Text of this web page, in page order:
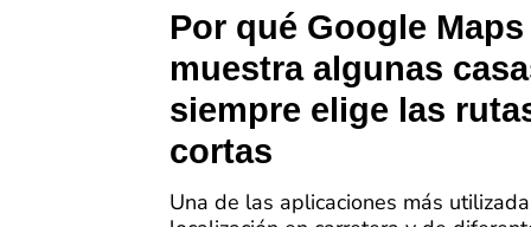
Por qué Google
muestra algunas
siempre elige las
cortas
Una de las aplicaciones más